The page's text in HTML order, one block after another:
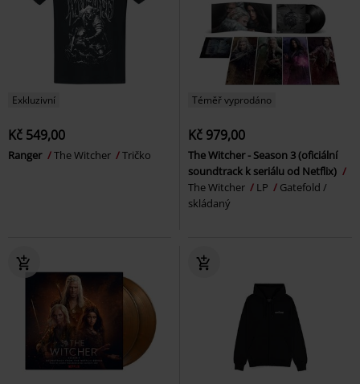
Exkluzivní
Kč 549,00
Ranger The Witcher Tričko
Téměř vyprodáno
Kč 979,00
The Witcher - Season 3 (oficiální
soundtrack k seriálu od Netflix)
The Witcher
LP
Gatefold /
skládaný